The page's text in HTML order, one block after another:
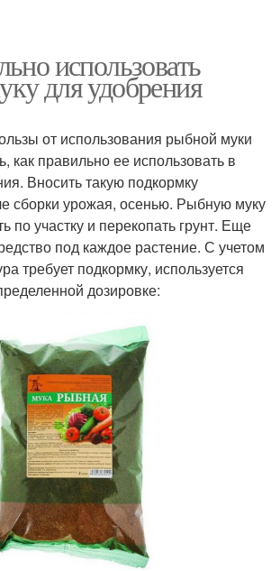
использовать
для удобрения
от использования рыбной муки
как правильно ее использовать в
Вносить такую подкормку
сборки урожая, осенью. Рыбную муку
по участку и перекопать грунт. Еще
под каждое растение. С учетом
требует подкормку, используется
дозировке: